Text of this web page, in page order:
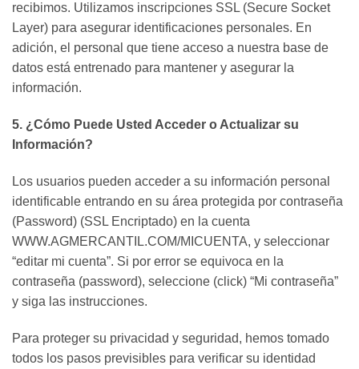
recibimos. Utilizamos inscripciones SSL (Secure Socket
Layer) para asegurar identificaciones personales. En
adición, el personal que tiene acceso a nuestra base de
datos está entrenado para mantener y asegurar la
información.
5. ¿Cómo Puede Usted Acceder o Actualizar su
Información?
Los usuarios pueden acceder a su información personal
identificable entrando en su área protegida por contraseña
(Password) (SSL Encriptado) en la cuenta
WWW.AGMERCANTIL.COM/MICUENTA, y seleccionar
“editar mi cuenta”. Si por error se equivoca en la
contraseña (password), seleccione (click) “Mi contraseña”
y siga las instrucciones.
Para proteger su privacidad y seguridad, hemos tomado
todos los pasos previsibles para verificar su identidad